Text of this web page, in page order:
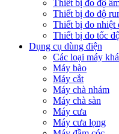
Thiết bị đo độ
Thiết bị đo độ
Thiết bị đo nhiệt
Thiết bị đo tốc
Dụng cụ dùng điện
Các loại máy
Máy bào
Máy cắt
Máy chà nhám
Máy chà sàn
Máy cưa
Máy cưa lọng